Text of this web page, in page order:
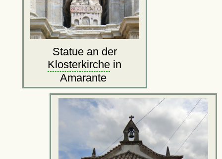
Statue an der
Klosterkirche in
Amarante